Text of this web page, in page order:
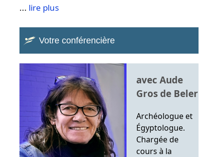
... lire plus
Votre conférencière
avec Aude
Gros de Beler
Archéologue et
Égyptologue.
Chargée de
cours à la